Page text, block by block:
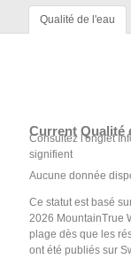
Qualité de l'eau
Current Qualité
Consultez l'onglet
signifient
Aucune donnée
Ce statut est basé
2026 MountainTrue
plage dès que les
ont été publiés sur